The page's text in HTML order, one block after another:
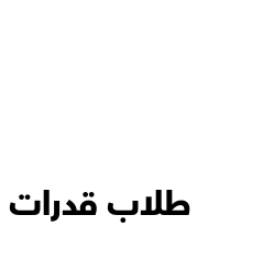
طلاب قدرات